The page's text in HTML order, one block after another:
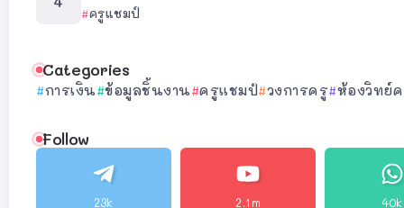
ครูแชมป์
Categories
การเงิน ข้อมูลชิ้นงาน ครูแชมป์ วงการครู ห้องวิทย์
Follow
23k 2.1m 40k